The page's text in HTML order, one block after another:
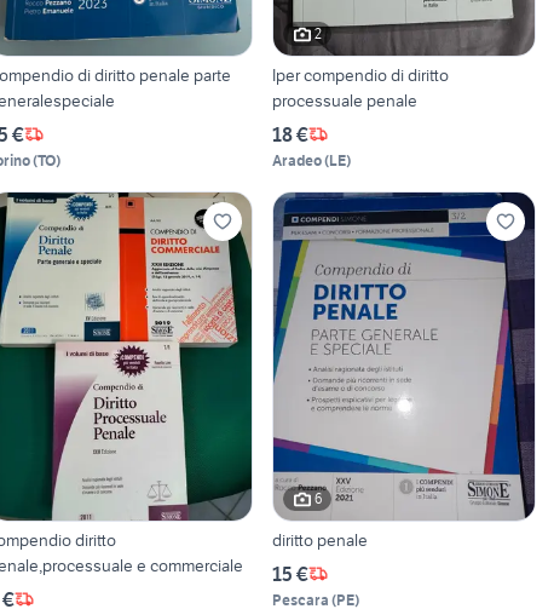
di diritto penale parte
€
(TO)
2
Iper compendio di diritto
processuale penale
18 €
Aradeo(LE)
diritto
e commerciale
6
diritto penale
15 €
Pescara (PE)